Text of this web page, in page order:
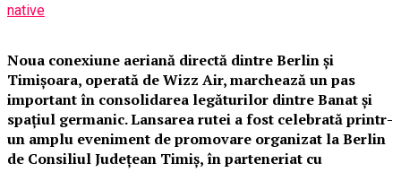
native
Noua conexiune aeriană directă dintre Berlin și
Timișoara, operată de Wizz Air, marchează un pas
important în consolidarea legăturilor dintre Banat și
spațiul germanic. Lansarea rutei a fost celebrată printr-
un amplu eveniment de promovare organizat la Berlin
de Consiliul Județean Timiș, în parteneriat cu